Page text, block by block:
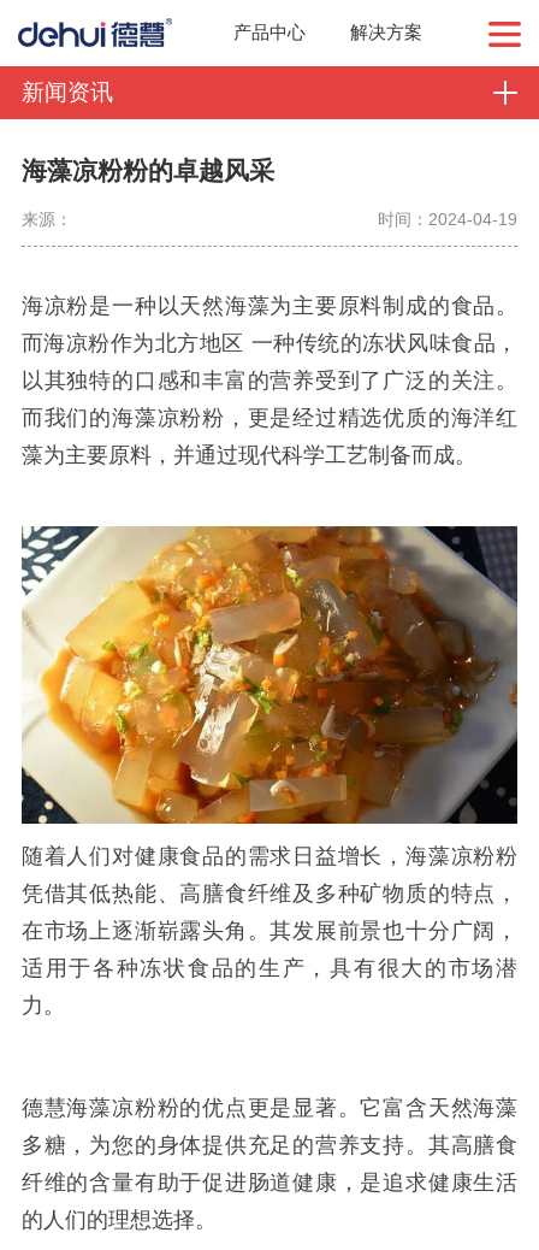
产品中心 解决方案
新闻资讯
海藻凉粉粉的卓越风采
来源： 时间：2024-04-19
海凉粉是一种以天然海藻为主要原料制成的食品。
而海凉粉作为北方地区 一种传统的冻状风味食品，
以其独特的口感和丰富的营养受到了广泛的关注。
而我们的海藻凉粉粉，更是经过精选优质的海洋红
藻为主要原料，并通过现代科学工艺制备而成。
随着人们对健康食品的需求日益增长，海藻凉粉粉
凭借其低热能、高膳食纤维及多种矿物质的特点，
在市场上逐渐崭露头角。其发展前景也十分广阔，
适用于各种冻状食品的生产，具有很大的市场潜
力。
德慧海藻凉粉粉的优点更是显著。它富含天然海藻
多糖，为您的身体提供充足的营养支持。其高膳食
纤维的含量有助于促进肠道健康，是追求健康生活
的人们的理想选择。